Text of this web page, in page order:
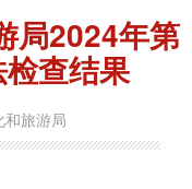
局2024年第
查结果
旅游局